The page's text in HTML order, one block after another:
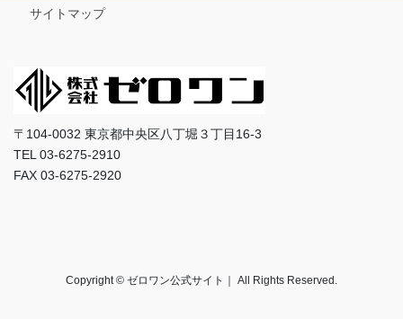
サイトマップ
〒104-0032 東京都中央区八丁堀３丁目16-3
TEL 03-6275-2910
FAX 03-6275-2920
Copyright © ゼロワン公式サイト｜ All Rights Reserved.